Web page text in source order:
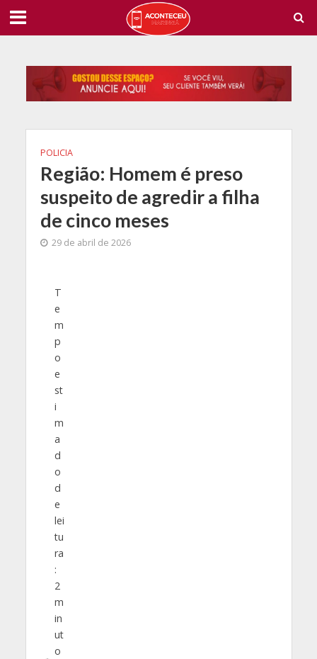
POLICIA
Região: Homem é preso
suspeito de agredir a filha
de cinco meses
29 de abril de 2026
T
e
m
p
o
e
st
i
m
a
d
o
d
e
lei
tu
ra
:
2
m
in
ut
o